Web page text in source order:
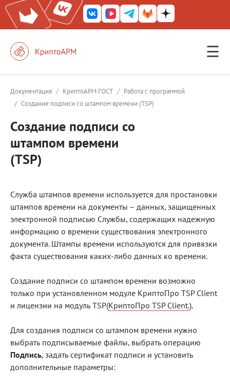
☰
КриптоАРМ
КриптоАРМ Server
Железный почтовый ящик
КриптоАРМ Mobile
КриптоАРМ для 1С-Битрикс
Решения
Блог
Получить КЭП
Магазин
Документация / КриптоАРМ ГОСТ / Работа с программой
/ Создание подписи со штампом времени (TSP)
Создание подписи со
штампом времени
(TSP)
Служба штампов времени используется для простановки
штампов времени на документы – данных, защищенных
электронной подписью Службы, содержащих надежную
информацию о времени существования электронного
документа. Штампы времени используются для привязки
факта существования каких-либо данных ко времени.
Создание подписи со штампом времени возможно
только при установленном модуле КриптоПро TSP Client
и лицензии на модуль TSP(КриптоПро TSP Client.).
Для создания подписи со штампом времени нужно
выбрать подписываемые файлы, выбрать операцию
Подпись, задать сертификат подписи и установить
дополнительные параметры: